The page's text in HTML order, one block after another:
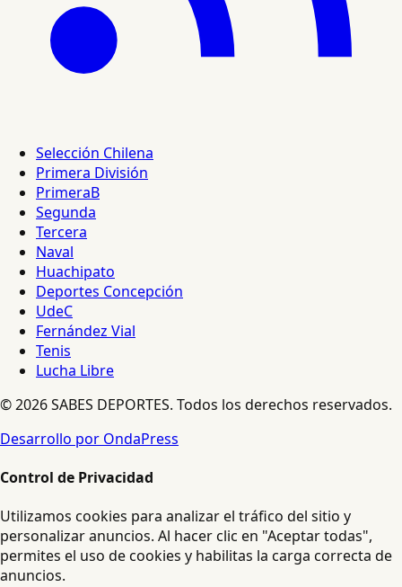
Selección Chilena
Primera División
PrimeraB
Segunda
Tercera
Naval
Huachipato
Deportes Concepción
UdeC
Fernández Vial
Tenis
Lucha Libre
© 2026 SABES DEPORTES. Todos los derechos reservados.
Desarrollo por OndaPress
Control de Privacidad
Utilizamos cookies para analizar el tráfico del sitio y
personalizar anuncios. Al hacer clic en "Aceptar todas",
permites el uso de cookies y habilitas la carga correcta de
anuncios.